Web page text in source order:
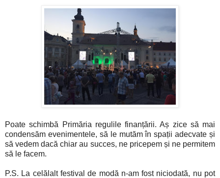
Poate schimbă Primăria regulile finanțării. Aș zice să mai
condensăm evenimentele, să le mutăm în spații adecvate și
să vedem dacă chiar au succes, ne pricepem și ne permitem
să le facem.
P.S. La celălalt festival de modă n-am fost niciodată, nu pot